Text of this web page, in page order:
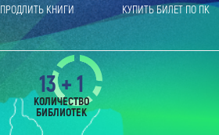
ПРОДЛИТЬ КНИГИ КУПИТЬ БИЛЕТ ПО ПК
13 + 1
КОЛИЧЕСТВО
БИБЛИОТЕК